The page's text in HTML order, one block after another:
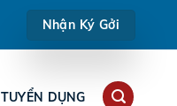
Nhận Ký Gởi
TUYỂN DỤNG